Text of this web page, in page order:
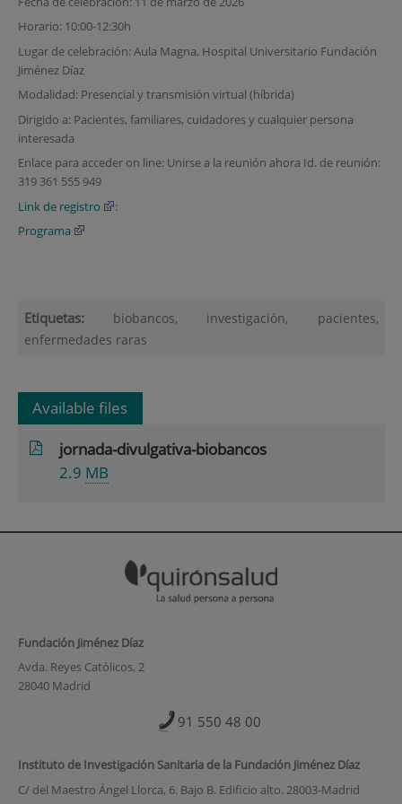
Horario: 10:00-12:30h
Lugar de celebración: Aula Magna, Hospital Universitario Fundación
Jiménez Díaz
Modalidad: Presencial y transmisión virtual (híbrida)
Dirigido a: Pacientes, familiares, cuidadores y cualquier persona
interesada
Enlace para acceder on line: Unirse a la reunión ahora Id. de reunión:
319 361 555 949
Link de registro
:
Programa
Etiquetas:
biobancos, investigación, pacientes,
enfermedades raras
Available files
jornada-divulgativa-biobancos
2.9 MB
Fundación Jiménez Díaz
Avda. Reyes Católicos, 2
28040 Madrid
91 550 48 00
Instituto de Investigación Sanitaria de la Fundación Jiménez Díaz
C/ del Maestro Ángel Llorca, 6. Bajo B. Edificio alto. 28003-Madrid